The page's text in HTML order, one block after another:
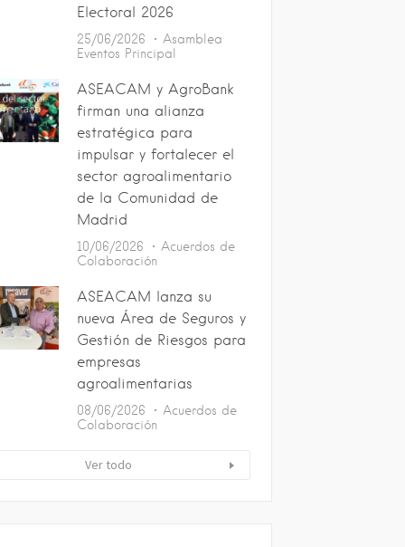
Electoral 2026
25/06/2026
Asamblea
Eventos Principal
ASEACAM y AgroBank
firman una alianza
estratégica para
impulsar y fortalecer el
sector agroalimentario
de la Comunidad de
Madrid
10/06/2026
Acuerdos de
Colaboración
ASEACAM lanza su
nueva Área de Seguros y
Gestión de Riesgos para
empresas
agroalimentarias
08/06/2026
Acuerdos de
Colaboración
Ver todo